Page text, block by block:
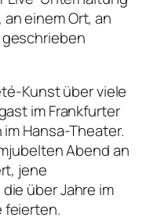
einem Ort, an
Kunst über viele
im Frankfurter
Hansa-Theater.
Abend an
jene
über Jahre im
feierten.